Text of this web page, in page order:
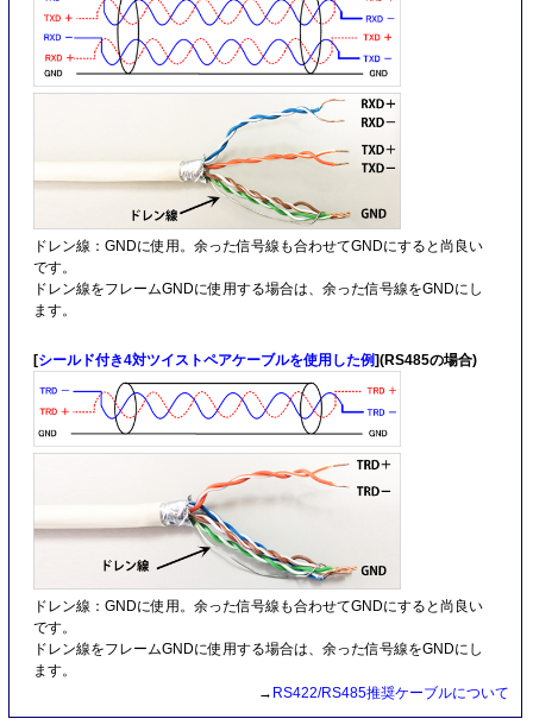
ドレン線：GNDに使用。余った信号線も合わせてGNDにすると尚良い
です。
ドレン線をフレームGNDに使用する場合は、余った信号線をGNDにし
ます。
[シールド付き4対ツイストペアケーブルを使用した例](RS485の場合)
ドレン線：GNDに使用。余った信号線も合わせてGNDにすると尚良い
です。
ドレン線をフレームGNDに使用する場合は、余った信号線をGNDにし
ます。
→ RS422/RS485推奨ケーブルについて